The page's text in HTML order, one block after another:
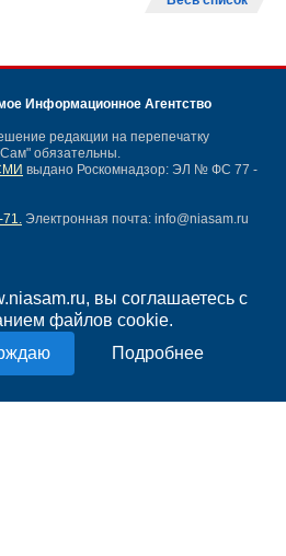
вы соглашаетесь с
файлов cookie.
Подробнее
Информационное Агентство
редакции на перепечатку
обязательны.
выдано Роскомнадзор: ЭЛ № ФС 77 -
71. Электронная почта: info@niasam.ru